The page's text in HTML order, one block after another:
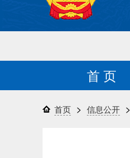
首 页
首页 > 信息公开 >